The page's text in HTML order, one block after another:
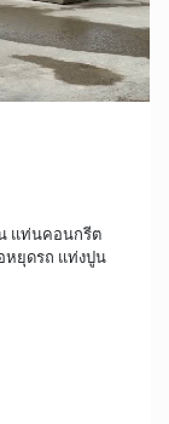
แท่นคอนกรีต
หยุดรถ แท่งปูน